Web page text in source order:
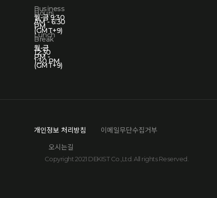
Business
Hours
월-금 9:30
AM - 6:30
PM
(GMT+9)
Lunch
Break
월-금
12:30
PM -
1:30 PM
(GMT+9)
개인정보 처리방침
이메일무단수집거부
오시는길
Copyright 2021 DEKIST Co.,Ltd. All rights Reserved.